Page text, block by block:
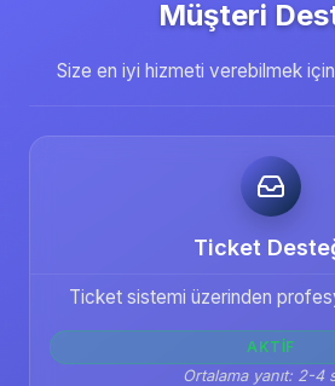
Müşteri
Size en iyi hizmeti verebilmek için
Ticket
Ticket sistemi üzerinden
AKTIF
Ortalama yanıt: 2-4